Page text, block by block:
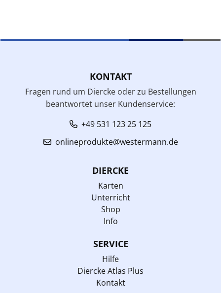
KONTAKT
Fragen rund um Diercke oder zu Bestellungen
beantwortet unser Kundenservice:
+49 531 123 25 125
onlineprodukte@westermann.de
DIERCKE
Karten
Unterricht
Shop
Info
SERVICE
Hilfe
Diercke Atlas Plus
Kontakt